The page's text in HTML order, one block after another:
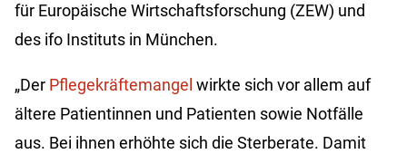
für Europäische Wirtschaftsforschung (ZEW) und
des ifo Instituts in München.
„Der Pflegekräftemangel wirkte sich vor allem auf
ältere Patientinnen und Patienten sowie Notfälle
aus. Bei ihnen erhöhte sich die Sterberate. Damit